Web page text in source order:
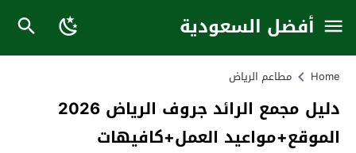
أفضل السعودية
Home مطاعم الرياض
دليل مجمع الرائد جروف الرياض 2026
الموقع+مواعيد العمل+كافيهات